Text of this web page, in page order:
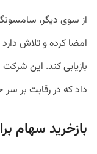
امضا کرده و تلاش
بازیابی کند. این
داد که در رقابت بر
بازخرید سهام